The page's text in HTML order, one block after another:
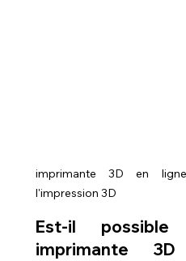
imprimante 3D en
l'impression 3D
Est-il
imprimante